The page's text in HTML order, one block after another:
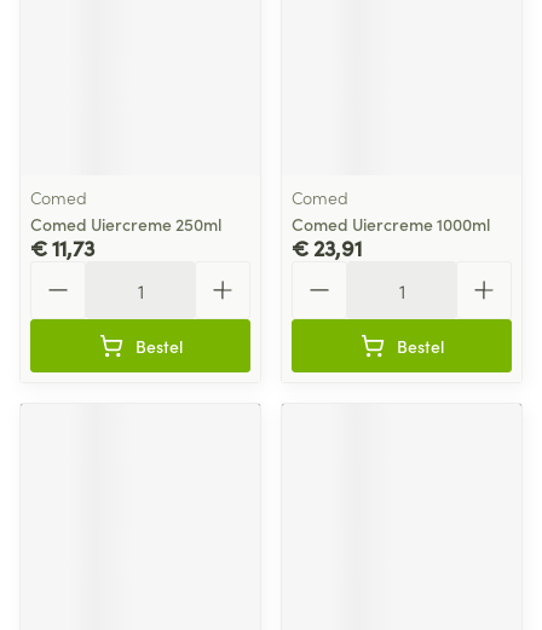
Comed
Comed Uiercreme 250ml
€ 11,73
Bestel
Comed
Comed Uiercreme 1000ml
€ 23,91
Bestel